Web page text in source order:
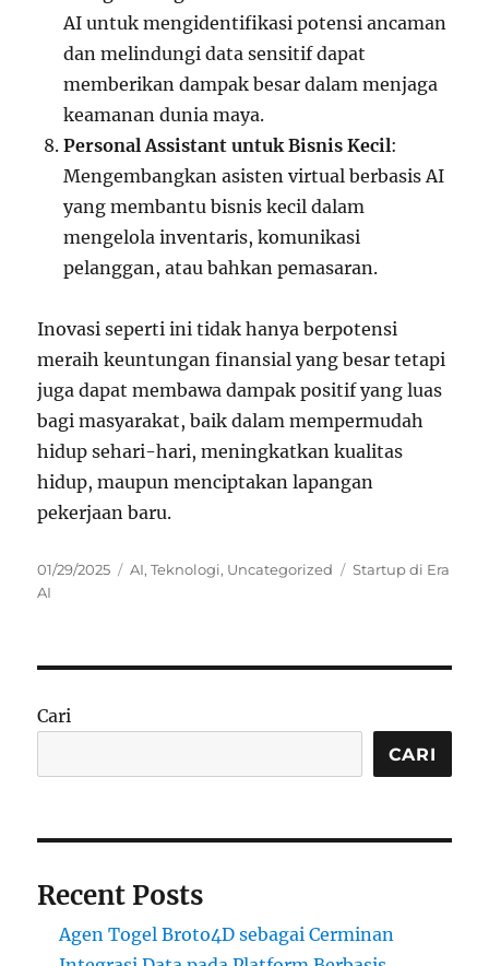
AI untuk mengidentifikasi potensi ancaman
dan melindungi data sensitif dapat
memberikan dampak besar dalam menjaga
keamanan dunia maya.
Personal Assistant untuk Bisnis Kecil:
Mengembangkan asisten virtual berbasis AI
yang membantu bisnis kecil dalam
mengelola inventaris, komunikasi
pelanggan, atau bahkan pemasaran.
Inovasi seperti ini tidak hanya berpotensi
meraih keuntungan finansial yang besar tetapi
juga dapat membawa dampak positif yang luas
bagi masyarakat, baik dalam mempermudah
hidup sehari-hari, meningkatkan kualitas
hidup, maupun menciptakan lapangan
pekerjaan baru.
Posted
on
01/29/2025 Categories
AI,Teknologi, Uncategorized Tags
Startup di Era
AI
Cari
CARI
Recent Posts
Agen Togel Broto4D sebagai Cerminan